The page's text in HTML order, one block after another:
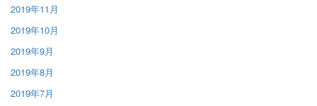
2019年11月
2019年10月
2019年9月
2019年8月
2019年7月